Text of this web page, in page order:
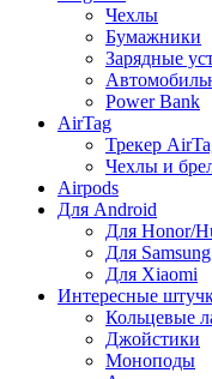
Чехлы
Бумажники
Зарядные
Power Bank
AirTag
Трекер
Чехлы и
Airpods
Для Android
Для Honor/
Для Samsung
Для Xiaomi
Интересные
Кольцевые
Джойстики
Моноподы